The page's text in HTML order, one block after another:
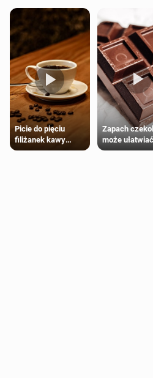
Picie do pięciu
filiżanek kawy
dziennie jest
Zapach
może ułatwiać
trening siłowy